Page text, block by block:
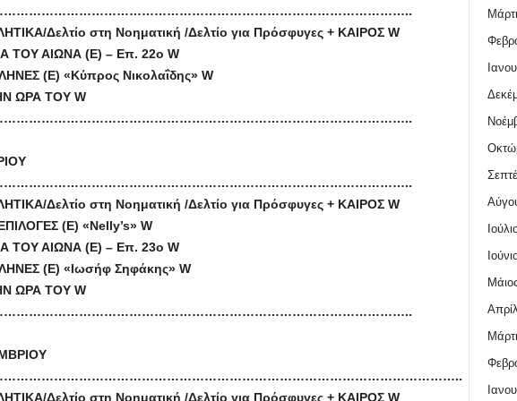
Δελτίο στη Νοηματική /Δελτίο για Πρόσφυγες + ΚΑΙΡΟΣ W
ΤΟΥ ΑΙΩΝΑ (Ε) – Επ. 22ο W
(Ε) «Κύπρος Νικολαΐδης» W
ΩΡΑ ΤΟΥ W
Δελτίο στη Νοηματική /Δελτίο για Πρόσφυγες + ΚΑΙΡΟΣ W
(Ε) «Nelly’s» W
ΤΟΥ ΑΙΩΝΑ (Ε) – Επ. 23ο W
(Ε) «Ιωσήφ Σηφάκης» W
ΩΡΑ ΤΟΥ W
Δελτίο στη Νοηματική /Δελτίο για Πρόσφυγες + ΚΑΙΡΟΣ W